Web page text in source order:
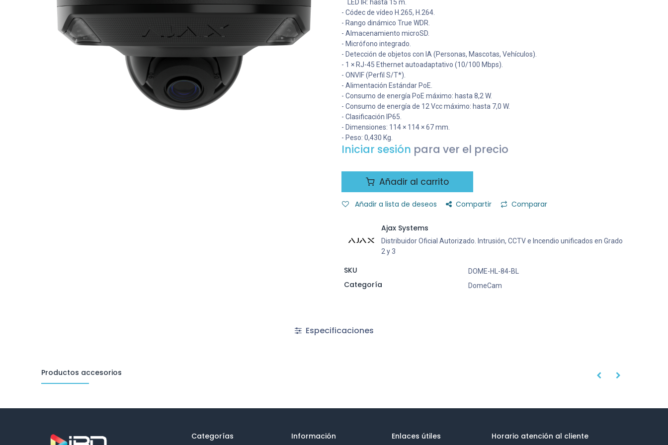
LED IR: hasta 15 m.
- Códec de vídeo H.265, H.264.
- Rango dinámico True WDR.
- Almacenamiento microSD.
- Micrófono integrado.
- Detección de objetos con IA (Personas, Mascotas, Vehículos).
- 1 × RJ-45 Ethernet autoadaptativo (10/100 Mbps).
- ONVIF (Perfil S/T*).
- Alimentación Estándar PoE.
- Consumo de energía PoE máximo: hasta 8,2 W.
- Consumo de energía de 12 Vcc máximo: hasta 7,0 W.
- Clasificación IP65.
- Dimensiones: 114 × 114 × 67 mm.
- Peso: 0,430 Kg.
Iniciar sesión para ver el precio
Añadir al carrito
Añadir a lista de deseos Compartir Comparar
Ajax Systems
Distribuidor Oficial Autorizado. Intrusión, CCTV e Incendio unificados en Grado
2 y 3
SKU DOME-HL-84-BL
Categoría DomeCam
Especificaciones
Productos accesorios
Categorías Información Enlaces útiles Horario atención al cliente